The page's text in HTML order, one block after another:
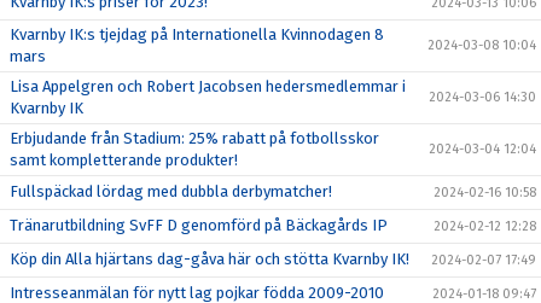
Kvarnby IK:s tjejdag på Internationella Kvinnodagen 8
mars
2024-03-08 10:04
Lisa Appelgren och Robert Jacobsen hedersmedlemmar i
Kvarnby IK
2024-03-06 14:30
Erbjudande från Stadium: 25% rabatt på fotbollsskor
samt kompletterande produkter!
2024-03-04 12:04
Fullspäckad lördag med dubbla derbymatcher! 2024-02-16 10:58
Tränarutbildning SvFF D genomförd på Bäckagårds IP 2024-02-12 12:28
Köp din Alla hjärtans dag-gåva här och stötta Kvarnby IK! 2024-02-07 17:49
Intresseanmälan för nytt lag pojkar födda 2009-2010 2024-01-18 09:47